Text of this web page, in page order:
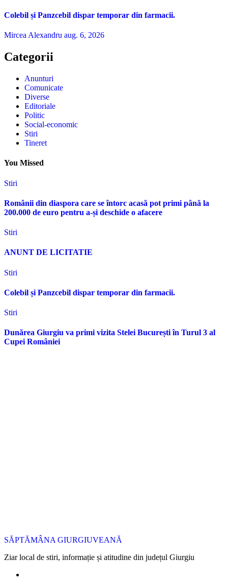
Colebil și Panzcebil dispar temporar din farmacii.
Mircea Alexandru aug. 6, 2026
Categorii
Anunturi
Comunicate
Diverse
Editoriale
Politic
Social-economic
Stiri
Tineret
You Missed
Stiri
Românii din diaspora care se întorc acasă pot primi până la
200.000 de euro pentru a-și deschide o afacere
Stiri
ANUNT DE LICITATIE
Stiri
Colebil și Panzcebil dispar temporar din farmacii.
Stiri
Dunărea Giurgiu va primi vizita Stelei București în Turul 3 al
Cupei României
SĂPTĂMÂNA GIURGIUVEANĂ
Ziar local de stiri, informație și atitudine din județul Giurgiu